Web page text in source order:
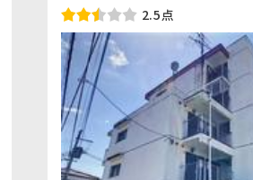
2.5点